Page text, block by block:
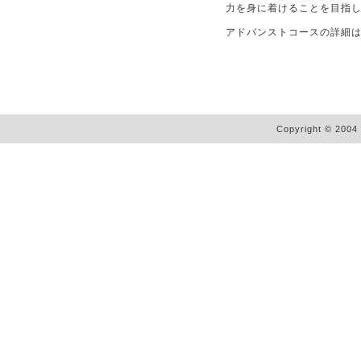
力を身に着けることを目指
アドバンストコースの詳細は
Copyright © 2004